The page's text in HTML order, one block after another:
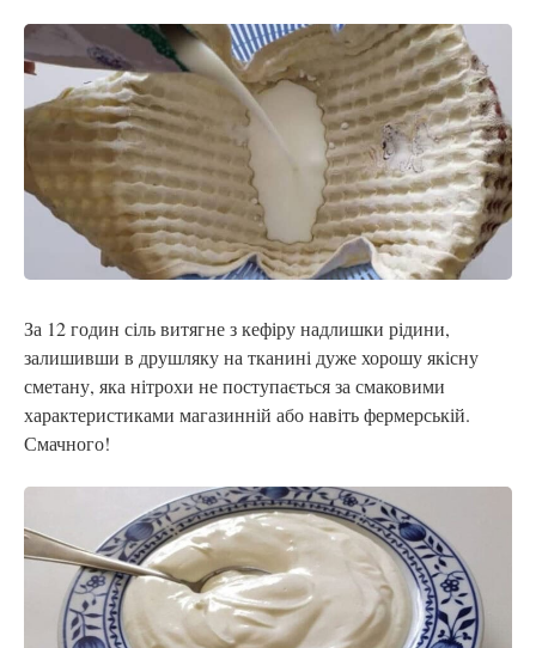
За 12 годин сіль витягне з кефіру надлишки рідини,
залишивши в друшляку на тканині дуже хорошу якісну
сметану, яка нітрохи не поступається за смаковими
характеристиками магазинній або навіть фермерській.
Смачного!